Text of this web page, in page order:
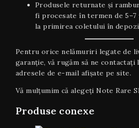
Produsele returnate și
fi procesate în termen de
la primirea coletului în
Pentru orice nelămuriri legate de
garanţie, vă rugăm să ne contactați
adresele de e-mail afișate pe site.
Vă mulțumim că alegeți Note Rare
Produse conexe